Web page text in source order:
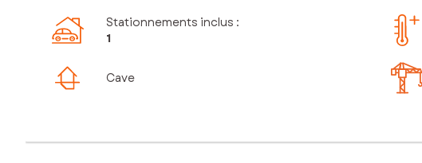
Stationnements inclus :
1
Cave